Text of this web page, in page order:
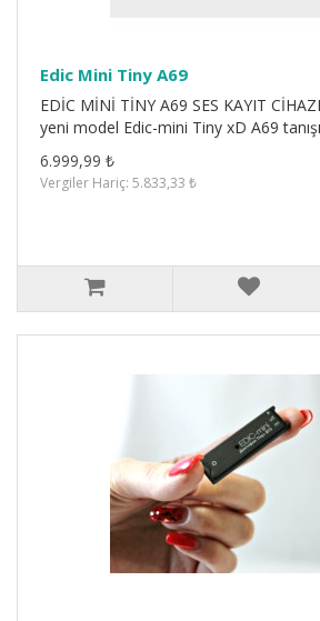
Edic Mini Tiny A69
EDİC MİNİ TİNY A69 SES KAYIT
yeni model Edic-mini Tiny xD A69
6.999,99 ₺
Vergiler Hariç: 5.833,33 ₺